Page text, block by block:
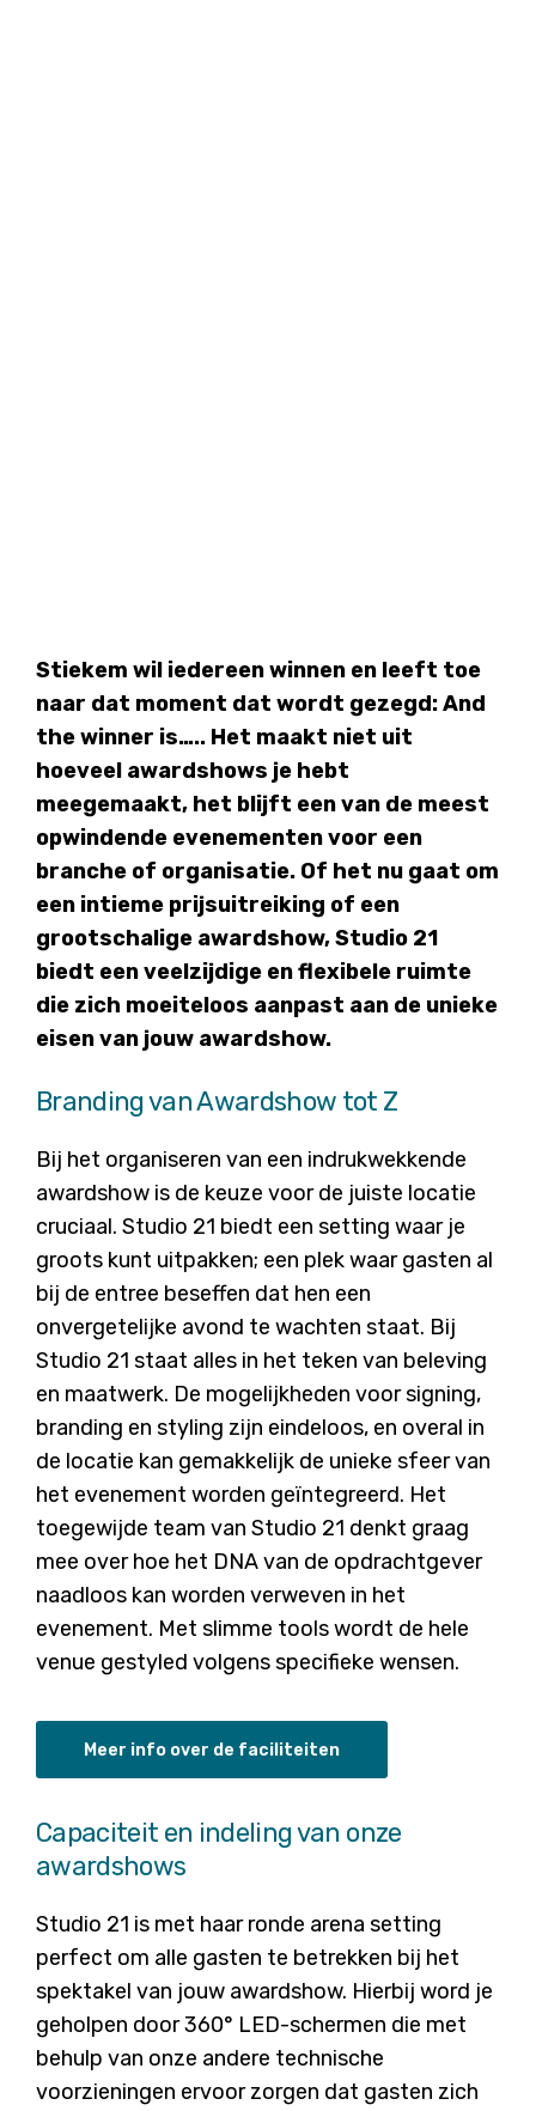
Stiekem wil iedereen winnen en leeft toe
naar dat moment dat wordt gezegd: And
the winner is….. Het maakt niet uit
hoeveel awardshows je hebt
meegemaakt, het blijft een van de meest
opwindende evenementen voor een
branche of organisatie. Of het nu gaat om
een intieme prijsuitreiking of een
grootschalige awardshow, Studio 21
biedt een veelzijdige en flexibele ruimte
die zich moeiteloos aanpast aan de unieke
eisen van jouw awardshow.
Branding van Awardshow tot Z
Bij het organiseren van een indrukwekkende
awardshow is de keuze voor de juiste locatie
cruciaal. Studio 21 biedt een setting waar je
groots kunt uitpakken; een plek waar gasten al
bij de entree beseffen dat hen een
onvergetelijke avond te wachten staat. Bij
Studio 21 staat alles in het teken van beleving
en maatwerk. De mogelijkheden voor signing,
branding en styling zijn eindeloos, en overal in
de locatie kan gemakkelijk de unieke sfeer van
het evenement worden geïntegreerd. Het
toegewijde team van Studio 21 denkt graag
mee over hoe het DNA van de opdrachtgever
naadloos kan worden verweven in het
evenement. Met slimme tools wordt de hele
venue gestyled volgens specifieke wensen.
Meer info over de faciliteiten
Capaciteit en indeling van onze
awardshows
Studio 21 is met haar ronde arena setting
perfect om alle gasten te betrekken bij het
spektakel van jouw awardshow. Hierbij word je
geholpen door 360° LED-schermen die met
behulp van onze andere technische
voorzieningen ervoor zorgen dat gasten zich